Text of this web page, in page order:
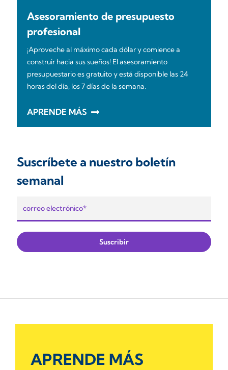
Asesoramiento de presupuesto
profesional
¡Aproveche al máximo cada dólar y comience a
construir hacia sus sueños! El asesoramiento
presupuestario es gratuito y está disponible las 24
horas del día, los 7 días de la semana.
APRENDE MÁS
Suscríbete a nuestro boletín
semanal
APRENDE MÁS